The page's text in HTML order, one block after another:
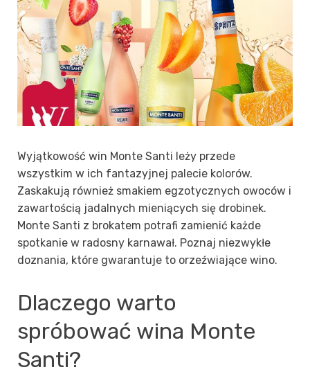
Wyjątkowość win Monte Santi leży przede
wszystkim w ich fantazyjnej palecie kolorów.
Zaskakują również smakiem egzotycznych owoców i
zawartością jadalnych mieniących się drobinek.
Monte Santi z brokatem potrafi zamienić każde
spotkanie w radosny karnawał. Poznaj niezwykłe
doznania, które gwarantuje to orzeźwiające wino.
Dlaczego warto
spróbować wina Monte
Santi?